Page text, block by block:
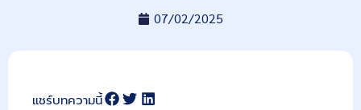
07/02/2025
แชร์บทความนี้